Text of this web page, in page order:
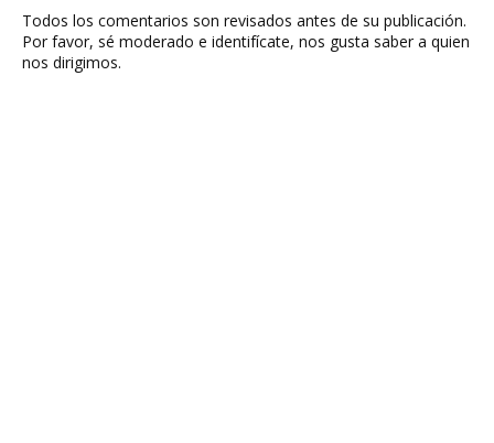
Todos los comentarios son revisados antes de su publicación.
Por favor, sé moderado e identifícate, nos gusta saber a quien
nos dirigimos.